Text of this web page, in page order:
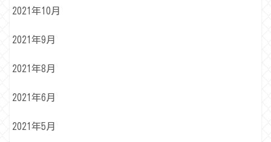
2021年10月
2021年9月
2021年8月
2021年6月
2021年5月